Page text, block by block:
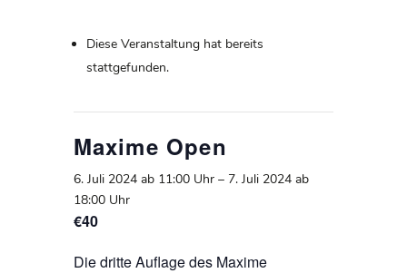
Diese Veranstaltung hat bereits
stattgefunden.
Maxime Open
6. Juli 2024 ab 11:00 Uhr– 7. Juli 2024 ab
18:00 Uhr
€40
Die dritte Auflage des Maxime